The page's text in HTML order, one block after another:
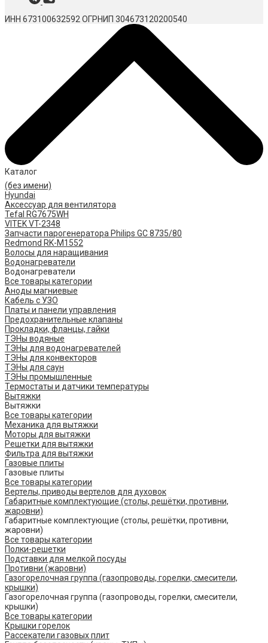
ИНН 673100632592 ОГРНИП 304673120200540
Каталог
(без имени)
Hyundai
Аксессуар для вентилятора
Tefal RG7675WH
VITEK VT-2348
Запчасти парогенератора Philips GC 8735/80
Redmond RK-M1552
Волосы для наращивания
Водонагреватели
Водонагреватели
Все товары категории
Аноды магниевые
Кабель с УЗО
Платы и панели управления
Предохранительные клапаны
Прокладки, фланцы, гайки
ТЭНы водяные
ТЭНы для водонагревателей
ТЭНы для конвекторов
ТЭНы для саун
ТЭНы промышленные
Термостаты и датчики температуры
Вытяжки
Вытяжки
Все товары категории
Механика для вытяжки
Моторы для вытяжки
Решетки для вытяжки
Фильтра для вытяжки
Газовые плиты
Газовые плиты
Все товары категории
Вертелы, приводы вертелов для духовок
Габаритные комплектующие (столы, решётки, противни,
жаровни)
Габаритные комплектующие (столы, решётки, противни,
жаровни)
Все товары категории
Полки-решетки
Подставки для мелкой посуды
Противни (жаровни)
Газогорелочная группа (газопроводы, горелки, смесители,
крышки)
Газогорелочная группа (газопроводы, горелки, смесители,
крышки)
Все товары категории
Крышки горелок
Рассекатели газовых плит